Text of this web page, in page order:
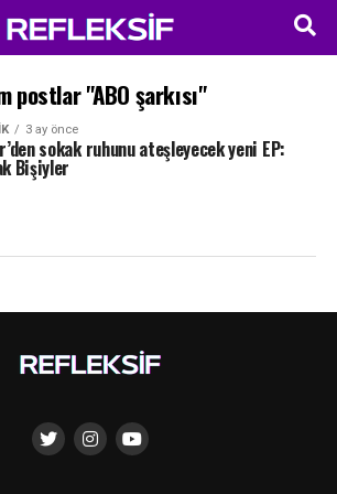
postlar "ABO şarkısı"
3 ay önce
sokak ruhunu ateşleyecek yeni EP:
Bişiyler